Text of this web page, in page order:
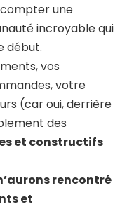
une
incroyable qui
début.
vos
votre
(car oui, derrière
des
et constructifs
rencontré
et